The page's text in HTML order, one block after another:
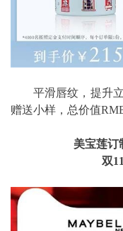
平滑唇纹，提升立
赠送小样，总价值
美宝莲订
双